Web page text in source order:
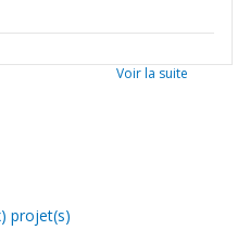
Voir la suite
projet(s)